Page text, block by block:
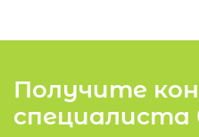
Получите
специалиста